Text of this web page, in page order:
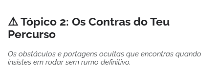
⚠️ Tópico 2: Os Contras do Teu
Percurso
Os obstáculos e portagens ocultas que encontras quando
insistes em rodar sem rumo definitivo.